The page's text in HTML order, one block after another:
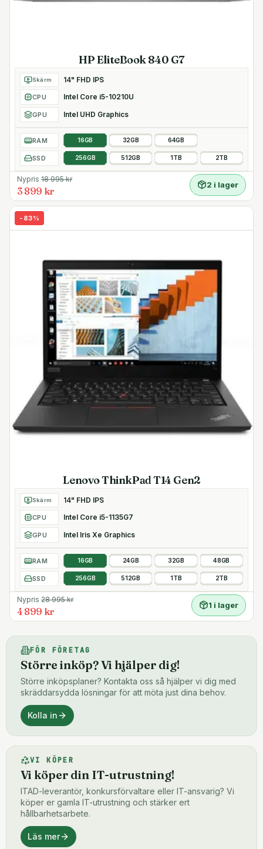
HP EliteBook 840 G7
Skärm 14" FHD IPS
CPU Intel Core i5-10210U
GPU Intel UHD Graphics
RAM 16GB 32GB 64GB
SSD 256GB 512GB 1TB 2TB
Nypris 18 995kr
3 899 kr
2 i lager
- 83%
Lenovo ThinkPad T14 Gen2
Skärm 14" FHD IPS
CPU Intel Core i5-1135G7
GPU Intel Iris Xe Graphics
RAM 16GB 24GB 32GB 48GB
SSD 256GB 512GB 1TB 2TB
Nypris 28 995kr
4 899 kr
1 i lager
FÖR FÖRETAG
Större inköp? Vi hjälper dig!
Större inköpsplaner? Kontakta oss så hjälper vi dig med
skräddarsydda lösningar för att möta just dina behov.
Kolla in
VI KÖPER
Vi köper din IT-utrustning!
ITAD-leverantör, konkursförvaltare eller IT-ansvarig? Vi
köper er gamla IT-utrustning och stärker ert
hållbarhetsarbete.
Läs mer